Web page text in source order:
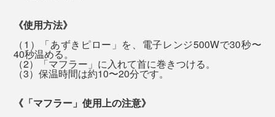
《使用方法》
（1）「あずきピロー」を、電子レンジ500Wで30秒〜
40秒温める。
（2）「マフラー」に入れて首に巻きつける。
（3）保温時間は約10〜20分です。
《「マフラー」使用上の注意》